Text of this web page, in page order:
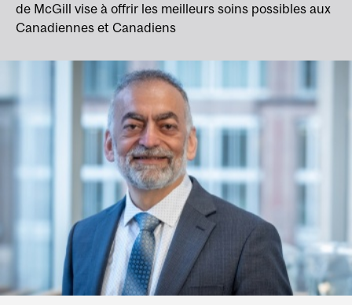
de McGill vise à offrir les meilleurs soins possibles aux
Canadiennes et Canadiens